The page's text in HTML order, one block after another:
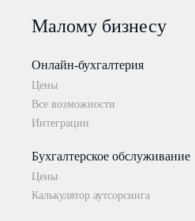
Малому бизнесу
Онлайн-бухгалтерия
Цены
Все возможности
Интеграции
Бухгалтерское обслуживание
Цены
Калькулятор аутсорсинга